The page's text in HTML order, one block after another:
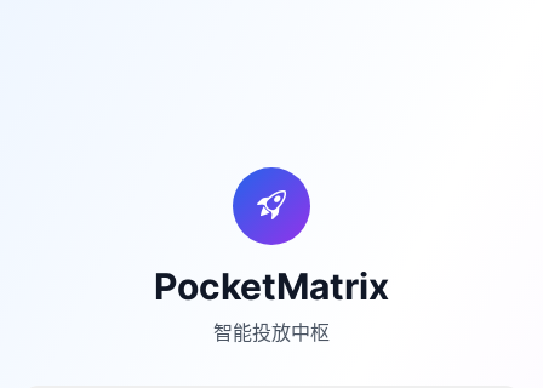
PocketMatrix
智能投放中枢